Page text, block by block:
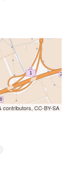
contributors, CC-BY-SA